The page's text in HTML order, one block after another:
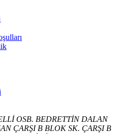
OSB. BEDRETTİN DALAN
ÇARŞI B BLOK SK. ÇARŞI B